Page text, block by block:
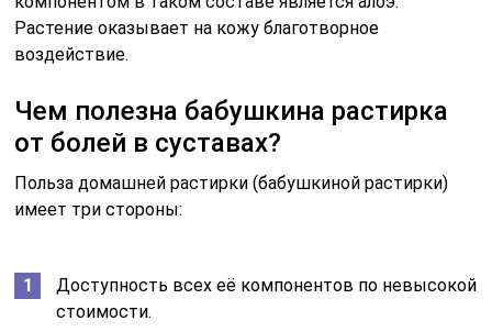
Растение оказывает на кожу благотворное
воздействие.
Чем полезна бабушкина растирка
от болей в суставах?
Польза домашней растирки (бабушкиной растирки)
имеет три стороны:
Доступность всех её компонентов по невысокой
стоимости.